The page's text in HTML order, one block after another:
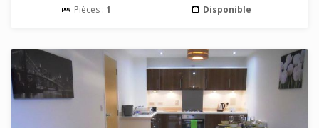
Pièces : 1 Disponible